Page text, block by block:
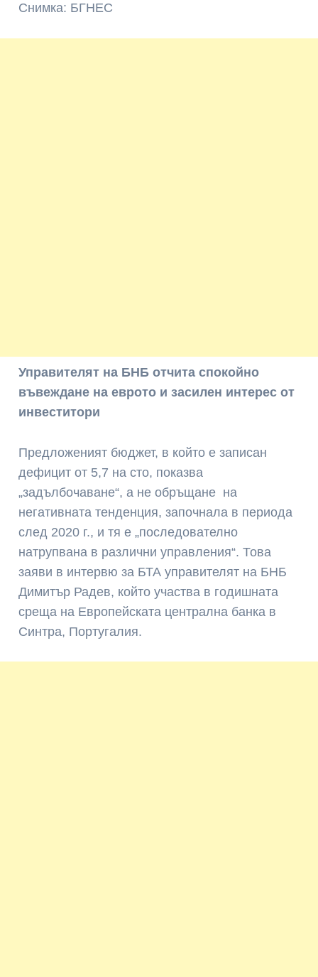
Снимка: БГНЕС
Управителят на БНБ отчита спокойно
въвеждане на еврото и засилен интерес от
инвеститори
Предложеният бюджет, в който е записан
дефицит от 5,7 на сто, показва
„задълбочаване“, а не обръщане на
негативната тенденция, започнала в периода
след 2020 г., и тя е „последователно
натрупвана в различни управления“. Това
заяви в интервю за БТА управителят на БНБ
Димитър Радев, който участва в годишната
среща на Европейската централна банка в
Синтра, Португалия.